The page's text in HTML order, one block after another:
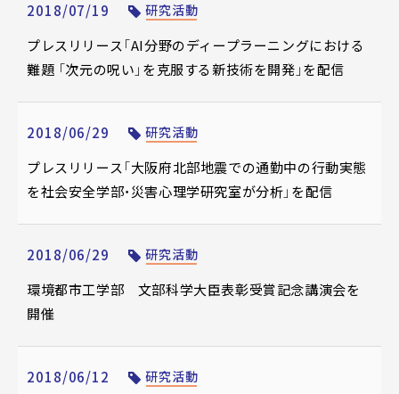
2018/07/19 研究活動
プレスリリース「AI分野のディープラーニングにおける
難題 「次元の呪い」を克服する新技術を開発」を配信
2018/06/29 研究活動
プレスリリース「大阪府北部地震での通勤中の行動実態
を社会安全学部・災害心理学研究室が分析」を配信
2018/06/29 研究活動
環境都市工学部 文部科学大臣表彰受賞記念講演会を
開催
2018/06/12 研究活動